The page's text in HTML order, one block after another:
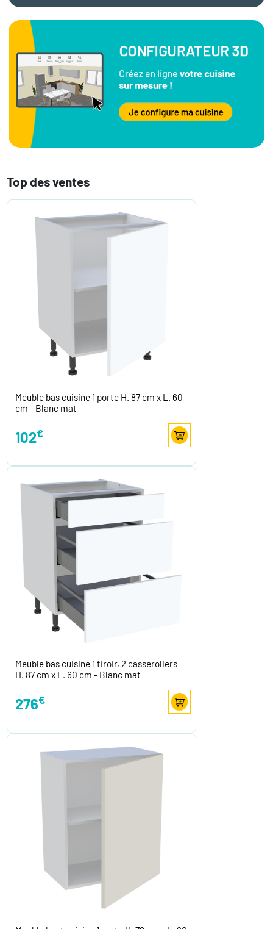
Top des ventes
Meuble bas cuisine 1 porte H. 87 cm x L. 60
cm - Blanc mat
102€
Meuble bas cuisine 1 tiroir, 2 casseroliers
H. 87 cm x L. 60 cm - Blanc mat
276€